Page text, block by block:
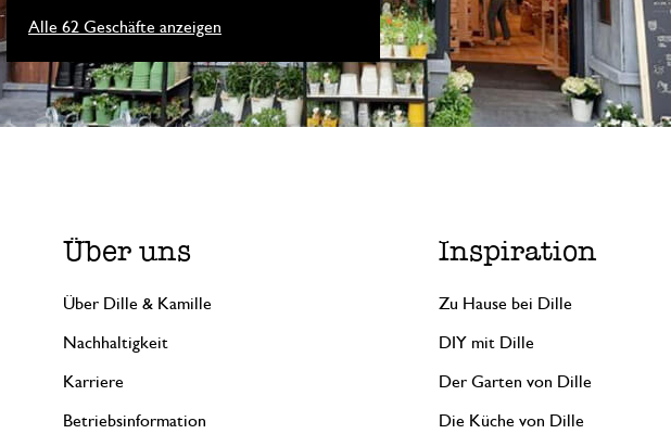
Alle 62 Geschäfte anzeigen
Über uns
Über Dille & Kamille
Nachhaltigkeit
Karriere
Betriebsinformation
Inspiration
Zu Hause bei Dille
DIY mit Dille
Der Garten von Dille
Die Küche von Dille